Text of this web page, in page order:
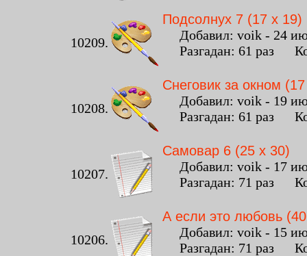
10209.
Подсолнух 7 (17 x 19)
Добавил: voik - 24
Разгадан: 61 раз
10208.
Снеговик за окном
Добавил: voik - 19
Разгадан: 61 раз
10207.
Самовар 6 (25 x 30)
Добавил: voik - 17
Разгадан: 71 раз
10206.
А если это любовь
Добавил: voik - 15
Разгадан: 71 раз